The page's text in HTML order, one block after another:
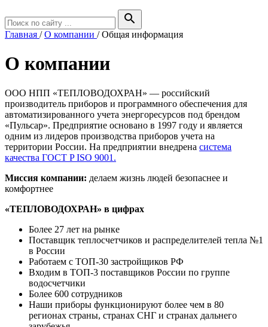
search
Главная /О компании /Общая информация
О компании
ООО НПП «ТЕПЛОВОДОХРАН» — российский
производитель приборов и программного обеспечения для
автоматизированного учета энергоресурсов под брендом
«Пульсар». Предприятие основано в 1997 году и является
одним из лидеров производства приборов учета на
территории России. На предприятии внедрена система
качества ГОСТ P ISO 9001.
Миссия компании: делаем жизнь людей безопаснее и
комфортнее
«ТЕПЛОВОДОХРАН» в цифрах
Более 27 лет на рынке
Поставщик теплосчетчиков и распределителей тепла №1
в России
Работаем с ТОП-30 застройщиков РФ
Входим в ТОП-3 поставщиков России по группе
водосчетчики
Более 600 сотрудников
Наши приборы функционируют более чем в 80
регионах страны, странах СНГ и странах дальнего